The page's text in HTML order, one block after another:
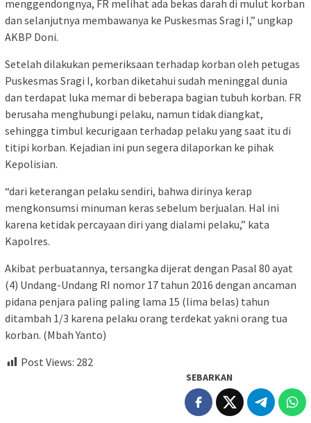
menggendongnya, FR melihat ada bekas darah di mulut korban
dan selanjutnya membawanya ke Puskesmas Sragi I,” ungkap
AKBP Doni.
Setelah dilakukan pemeriksaan terhadap korban oleh petugas
Puskesmas Sragi I, korban diketahui sudah meninggal dunia
dan terdapat luka memar di beberapa bagian tubuh korban. FR
berusaha menghubungi pelaku, namun tidak diangkat,
sehingga timbul kecurigaan terhadap pelaku yang saat itu di
titipi korban. Kejadian ini pun segera dilaporkan ke pihak
Kepolisian.
“dari keterangan pelaku sendiri, bahwa dirinya kerap
mengkonsumsi minuman keras sebelum berjualan. Hal ini
karena ketidak percayaan diri yang dialami pelaku,” kata
Kapolres.
Akibat perbuatannya, tersangka dijerat dengan Pasal 80 ayat
(4) Undang-Undang RI nomor 17 tahun 2016 dengan ancaman
pidana penjara paling paling lama 15 (lima belas) tahun
ditambah 1/3 karena pelaku orang terdekat yakni orang tua
korban. (Mbah Yanto)
Post Views: 282
SEBARKAN